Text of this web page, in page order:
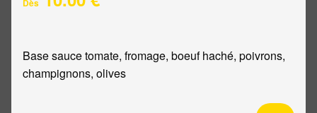
Dès
Base sauce tomate, fromage, boeuf haché, poivrons,
champignons, olives